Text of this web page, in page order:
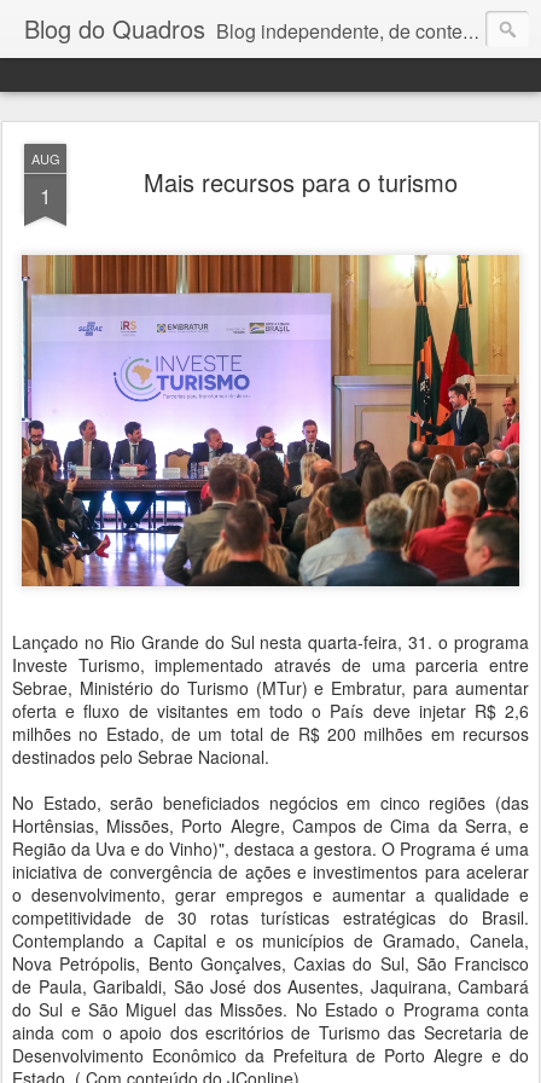
Blog do Quadros Blog independente, de conteúdo noticioso, com foco em economia, negócios, política e atualidades. e-mail do editor: chquadros2@gmail.com
AUG
1 Mais recursos para o turismo
Lançado no Rio Grande do Sul nesta quarta-feira, 31. o programa
Investe Turismo, implementado através de uma parceria entre
Sebrae, Ministério do Turismo (MTur) e Embratur, para aumentar
oferta e fluxo de visitantes em todo o País deve injetar R$ 2,6
milhões no Estado, de um total de R$ 200 milhões em recursos
destinados pelo Sebrae Nacional.
No Estado, serão beneficiados negócios em cinco regiões (das
Hortênsias, Missões, Porto Alegre, Campos de Cima da Serra, e
Região da Uva e do Vinho)", destaca a gestora. O Programa é uma
iniciativa de convergência de ações e investimentos para acelerar
o desenvolvimento, gerar empregos e aumentar a qualidade e
competitividade de 30 rotas turísticas estratégicas do Brasil.
Contemplando a Capital e os municípios de Gramado, Canela,
Nova Petrópolis, Bento Gonçalves, Caxias do Sul, São Francisco
de Paula, Garibaldi, São José dos Ausentes, Jaquirana, Cambará
do Sul e São Miguel das Missões. No Estado o Programa conta
ainda com o apoio dos escritórios de Turismo das Secretaria de
Desenvolvimento Econômico da Prefeitura de Porto Alegre e do